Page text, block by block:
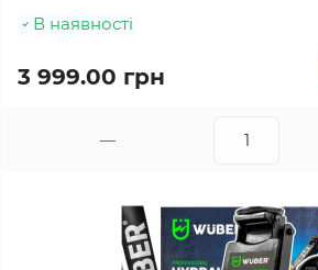
В наявності
3 999.00 грн